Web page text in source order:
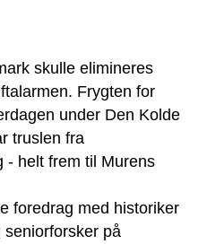
skulle elimineres
Frygten for
under Den Kolde
truslen fra
- helt frem til Murens
foredrag med historiker
seniorforsker på